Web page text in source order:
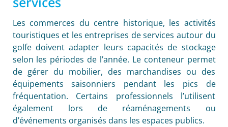
Les commerces du centre historique, les activités
touristiques et les entreprises de services autour du
golfe doivent adapter leurs capacités de stockage
selon les périodes de l’année. Le conteneur permet
de gérer du mobilier, des marchandises ou des
équipements saisonniers pendant les pics de
fréquentation. Certains professionnels l’utilisent
également lors de réaménagements ou
d’événements organisés dans les espaces publics.